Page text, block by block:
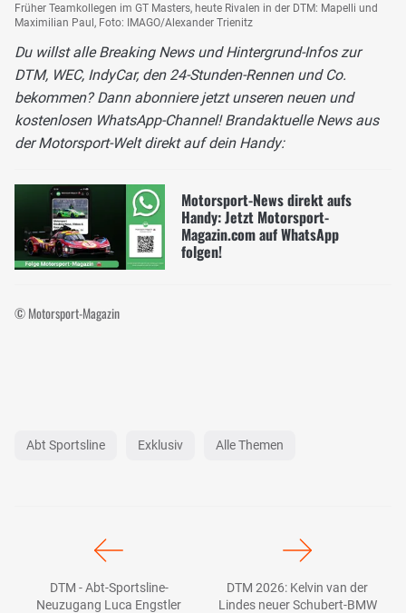
Früher Teamkollegen im GT Masters, heute Rivalen in der DTM: Mapelli und
Maximilian Paul, Foto: IMAGO/Alexander Trienitz
Du willst alle Breaking News und Hintergrund-Infos zur
DTM, WEC, IndyCar, den 24-Stunden-Rennen und Co.
bekommen? Dann abonniere jetzt unseren neuen und
kostenlosen WhatsApp-Channel! Brandaktuelle News aus
der Motorsport-Welt direkt auf dein Handy:
Motorsport-News direkt aufs
Handy: Jetzt Motorsport-
Magazin.com auf WhatsApp
folgen!
© Motorsport-Magazin
Abt Sportsline Exklusiv Alle Themen
DTM - Abt-Sportsline-
Neuzugang Luca Engstler
DTM 2026: Kelvin van der
Lindes neuer Schubert-BMW